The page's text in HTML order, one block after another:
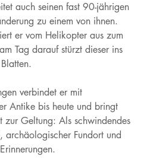
auch seinen fast 90-jährigen
zu einem von ihnen.
er vom Helikopter aus zum
Tag darauf stürzt dieser ins
verbindet er mit
Antike bis heute und bringt
Geltung: Als schwindendes
Fundort und